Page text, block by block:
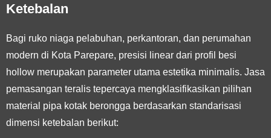
Ketebalan
Bagi ruko niaga pelabuhan, perkantoran, dan perumahan
modern di Kota Parepare, presisi linear dari profil besi
hollow merupakan parameter utama estetika minimalis. Jasa
pemasangan teralis tepercaya mengklasifikasikan pilihan
material pipa kotak berongga berdasarkan standarisasi
dimensi ketebalan berikut: